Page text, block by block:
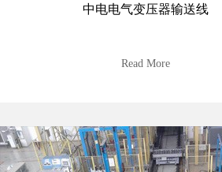
中电电气变压器输送线
Read More